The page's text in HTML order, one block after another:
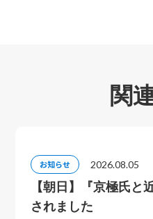
関
お知らせ 2026.08.05
【朝日】『京極氏と
されました